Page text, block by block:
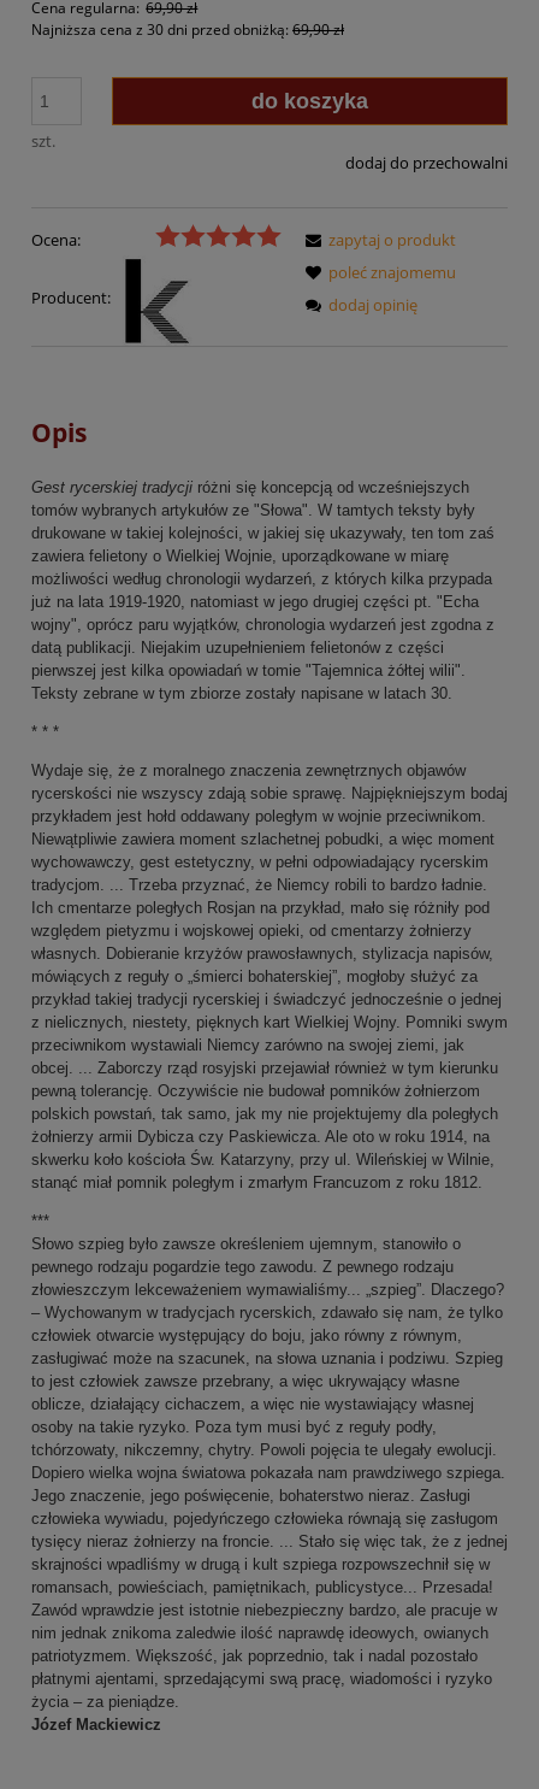
Cena regularna: 69,90 zł
Najniższa cena z 30 dni przed obniżką: 69,90 zł
szt.
do koszyka
dodaj do przechowalni
Ocena:
Producent:
zapytaj o produkt
poleć znajomemu
dodaj opinię
Opis
Gest rycerskiej tradycji różni się koncepcją od wcześniejszych
tomów wybranych artykułów ze "Słowa". W tamtych teksty były
drukowane w takiej kolejności, w jakiej się ukazywały, ten tom zaś
zawiera felietony o Wielkiej Wojnie, uporządkowane w miarę
możliwości według chronologii wydarzeń, z których kilka przypada
już na lata 1919-1920, natomiast w jego drugiej części pt. "Echa
wojny", oprócz paru wyjątków, chronologia wydarzeń jest zgodna z
datą publikacji. Niejakim uzupełnieniem felietonów z części
pierwszej jest kilka opowiadań w tomie "Tajemnica żółtej wilii".
Teksty zebrane w tym zbiorze zostały napisane w latach 30.
* * *
Wydaje się, że z moralnego znaczenia zewnętrznych objawów
rycerskości nie wszyscy zdają sobie sprawę. Najpiękniejszym bodaj
przykładem jest hołd oddawany poległym w wojnie przeciwnikom.
Niewątpliwie zawiera moment szlachetnej pobudki, a więc moment
wychowawczy, gest estetyczny, w pełni odpowiadający rycerskim
tradycjom. ... Trzeba przyznać, że Niemcy robili to bardzo ładnie.
Ich cmentarze poległych Rosjan na przykład, mało się różniły pod
względem pietyzmu i wojskowej opieki, od cmentarzy żołnierzy
własnych. Dobieranie krzyżów prawosławnych, stylizacja napisów,
mówiących z reguły o „śmierci bohaterskiej”, mogłoby służyć za
przykład takiej tradycji rycerskiej i świadczyć jednocześnie o jednej
z nielicznych, niestety, pięknych kart Wielkiej Wojny. Pomniki swym
przeciwnikom wystawiali Niemcy zarówno na swojej ziemi, jak
obcej. ... Zaborczy rząd rosyjski przejawiał również w tym kierunku
pewną tolerancję. Oczywiście nie budował pomników żołnierzom
polskich powstań, tak samo, jak my nie projektujemy dla poległych
żołnierzy armii Dybicza czy Paskiewicza. Ale oto w roku 1914, na
skwerku koło kościoła Św. Katarzyny, przy ul. Wileńskiej w Wilnie,
stanąć miał pomnik poległym i zmarłym Francuzom z roku 1812.
***
Słowo szpieg było zawsze określeniem ujemnym, stanowiło o
pewnego rodzaju pogardzie tego zawodu. Z pewnego rodzaju
złowieszczym lekceważeniem wymawialiśmy... „szpieg”. Dlaczego?
– Wychowanym w tradycjach rycerskich, zdawało się nam, że tylko
człowiek otwarcie występujący do boju, jako równy z równym,
zasługiwać może na szacunek, na słowa uznania i podziwu. Szpieg
to jest człowiek zawsze przebrany, a więc ukrywający własne
oblicze, działający cichaczem, a więc nie wystawiający własnej
osoby na takie ryzyko. Poza tym musi być z reguły podły,
tchórzowaty, nikczemny, chytry. Powoli pojęcia te ulegały ewolucji.
Dopiero wielka wojna światowa pokazała nam prawdziwego szpiega.
Jego znaczenie, jego poświęcenie, bohaterstwo nieraz. Zasługi
człowieka wywiadu, pojedyńczego człowieka równają się zasługom
tysięcy nieraz żołnierzy na froncie. ... Stało się więc tak, że z jednej
skrajności wpadliśmy w drugą i kult szpiega rozpowszechnił się w
romansach, powieściach, pamiętnikach, publicystyce... Przesada!
Zawód wprawdzie jest istotnie niebezpieczny bardzo, ale pracuje w
nim jednak znikoma zaledwie ilość naprawdę ideowych, owianych
patriotyzmem. Większość, jak poprzednio, tak i nadal pozostało
płatnymi ajentami, sprzedającymi swą pracę, wiadomości i ryzyko
życia – za pieniądze.
Józef Mackiewicz